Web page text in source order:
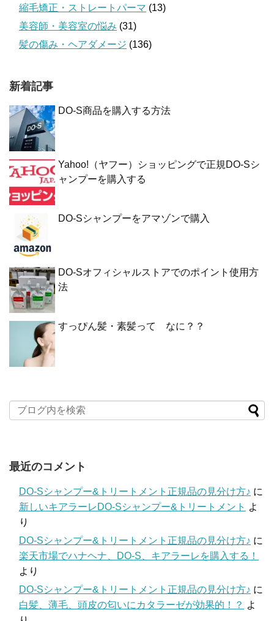
縮毛矯正・ストレートパーマ (13)
美容師・美容室の悩み (31)
髪の傷み・ヘアダメージ (136)
新着記事
DO-S商品を購入する方法
Yahoo!（ヤフー）ショッピングで正規DO-Sシ
ャンプーを購入する
DO-Sシャンプーをアマゾンで購入
DO-Sオフィシャルストアでのポイント使用方
法
すっぴん髪・素髪って なに？？
最近のコメント
DO-Sシャンプー&トリートメント正規品の見分け方♪ に
新しいキアラーレDO-Sシャンプー&トリートメント よ
り
DO-Sシャンプー&トリートメント正規品の見分け方♪ に
楽天市場でハナヘナ、DO-S、キアラーレを購入する！
より
DO-Sシャンプー&トリートメント正規品の見分け方♪ に
白髪、薄毛、頭皮の匂いにカタラーゼが効果的！？ よ